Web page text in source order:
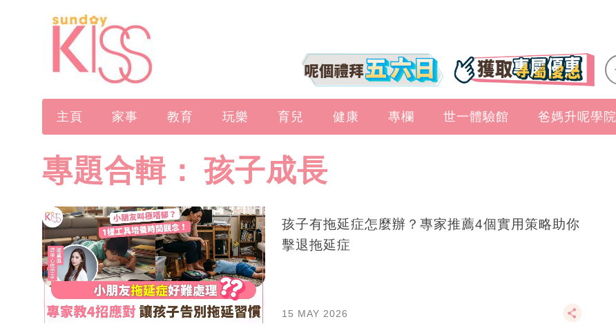
主頁 家事 教育 玩樂 育兒 健康 專欄 世一體驗館 爸媽升呢學院
專題合輯： 孩子成長
孩子有拖延症怎麼辦？專家推薦4個實用策略助你
擊退拖延症
15 MAY 2026